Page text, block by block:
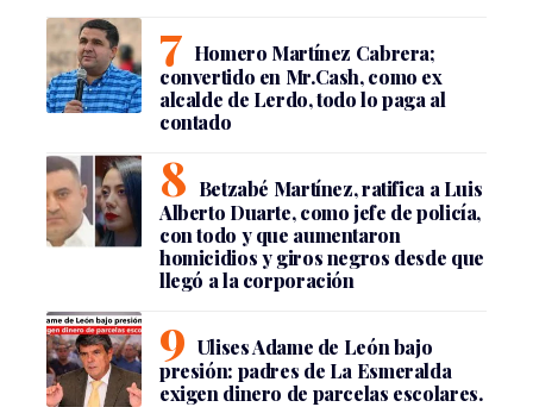
Homero Martínez Cabrera;
convertido en Mr.Cash, como ex
alcalde de Lerdo, todo lo paga al
contado
Betzabé Martínez, ratifica a Luis
Alberto Duarte, como jefe de policía,
con todo y que aumentaron
homicidios y giros negros desde que
llegó a la corporación
Ulises Adame de León bajo
presión: padres de La Esmeralda
exigen dinero de parcelas escolares.